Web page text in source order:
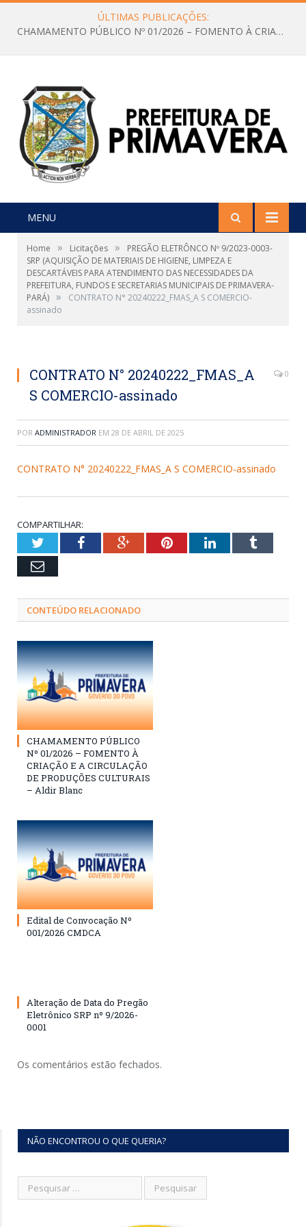
ÚLTIMAS PUBLICAÇÕES:
CHAMAMENTO PÚBLICO Nº 01/2026 – FOMENTO À CRIAÇÃO E A CIRCULAÇÃO DE PRODUÇÕES CULTURAIS – Aldir Blanc
MENU
Home » Licitações »
PREGÃO ELETRÔNCO Nº 9/2023-0003-
SRP (AQUISIÇÃO DE MATERIAIS DE HIGIENE, LIMPEZA E
DESCARTÁVEIS PARA ATENDIMENTO DAS NECESSIDADES DA
PREFEITURA, FUNDOS E SECRETARIAS MUNICIPAIS DE PRIMAVERA-
PARÁ) »
CONTRATO N° 20240222_FMAS_A S COMERCIO-
assinado
CONTRATO N° 20240222_FMAS_A
S COMERCIO-assinado
0
POR ADMINISTRADOR EM 28 DE ABRIL DE 2025
CONTRATO N° 20240222_FMAS_A S COMERCIO-assinado
COMPARTILHAR:
TwitterFacebookGoogle+PinterestLinkedInTumblr
Email
CONTEÚDO RELACIONADO
CHAMAMENTO PÚBLICO
Nº 01/2026 – FOMENTO À
CRIAÇÃO E A CIRCULAÇÃO
DE PRODUÇÕES CULTURAIS
– Aldir Blanc
Edital de Convocação Nº
001/2026 CMDCA
Alteração de Data do Pregão
Eletrônico SRP nº 9/2026-
0001
Os comentários estão fechados.
NÃO ENCONTROU O QUE QUERIA?